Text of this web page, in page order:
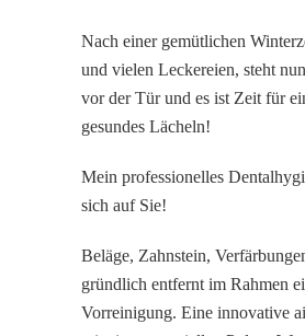
Nach einer gemütlichen
und vielen Leckereien, steht
vor der Tür und es ist Zeit für
gesundes Lächeln!
Mein professionelles
sich auf Sie!
Beläge, Zahnstein,
gründlich entfernt im Rahmen
Vorreinigung. Eine innovative